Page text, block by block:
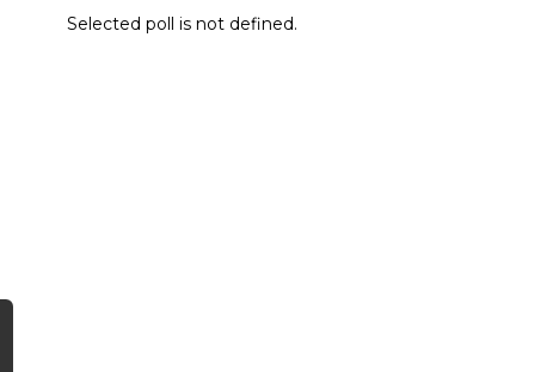
Selected poll is not defined.